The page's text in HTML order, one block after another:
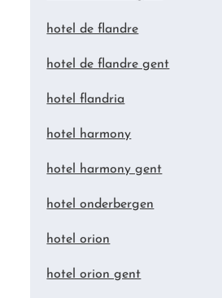
hotel de flandre
hotel de flandre gent
hotel flandria
hotel harmony
hotel harmony gent
hotel onderbergen
hotel orion
hotel orion gent